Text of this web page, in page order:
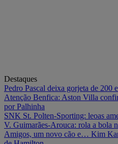
Destaques
Pedro Pascal deixa gorjeta de 200
Atenção Benfica: Aston Villa
por Palhinha
SNK St. Polten-Sporting: leoas
V. Guimarães-Arouca: rola a bola
Amigos, um novo cão e… Kim